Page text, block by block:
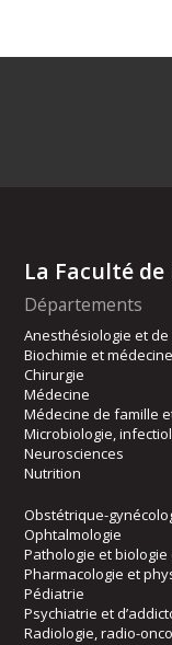
La Faculté
Départements
Anesthésiologie et
Biochimie et
Chirurgie
Médecine
Médecine de famille
Microbiologie,
Neurosciences
Nutrition
Obstétrique-
Ophtalmologie
Pathologie et biologie
Pharmacologie et
Pédiatrie
Psychiatrie et
Radiologie, radio-